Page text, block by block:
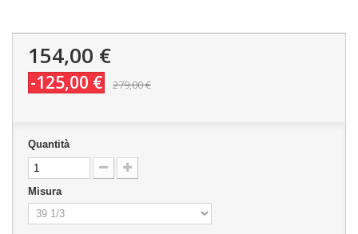
154,00 €
-125,00 € 279,00 €
Quantità
Misura